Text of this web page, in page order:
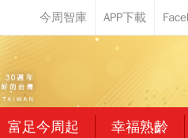
富足今周起 幸福熟齡